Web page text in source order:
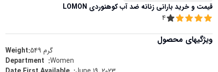
قیمت و خریدبارانی زنانه ضد آب کوهنوردی LOMON
4
ویژگیهای محصول
Weight:549 گرم
:Women